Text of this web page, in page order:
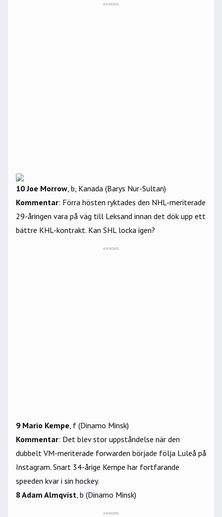
ANNONS
10 Joe Morrow, b, Kanada (Barys Nur-Sultan)
Kommentar: Förra hösten ryktades den NHL-meriterade
29-åringen vara på väg till Leksand innan det dök upp ett
bättre KHL-kontrakt. Kan SHL locka igen?
ANNONS
9 Mario Kempe, f (Dinamo Minsk)
Kommentar: Det blev stor uppståndelse när den
dubbelt VM-meriterade forwarden började följa Luleå på
Instagram. Snart 34-årige Kempe har fortfarande
speeden kvar i sin hockey.
8 Adam Almqvist, b (Dinamo Minsk)
ANNONS